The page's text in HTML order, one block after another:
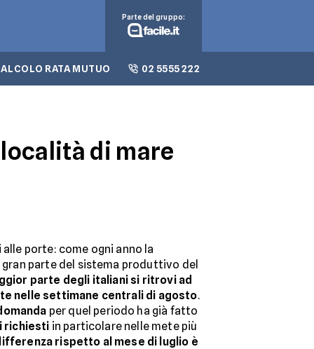
RATA MUTUO 02 5555 222
Parte del gruppo:
di mare
porte: come ogni anno la
parte del sistema produttivo del
parte degli italiani si ritrovi ad
nelle settimane centrali di agosto.
per quel periodo ha già fatto
richiesti in particolare nelle mete più
rispetto al mese di luglio è